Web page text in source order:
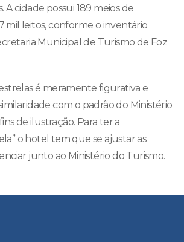
A cidade possui 189 meios de
mil leitos, conforme o inventário
Municipal de Turismo de Foz
é meramente figurativa e
com o padrão do Ministério
de ilustração. Para ter a
o hotel tem que se ajustar as
junto ao Ministério do Turismo.